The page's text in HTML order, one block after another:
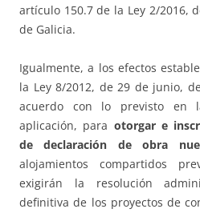
artículo 150.7 de la Ley 2/2016,
de Galicia.
Igualmente, a los efectos
la Ley 8/2012, de 29 de junio,
acuerdo con lo previsto en
aplicación, para otorgar e
de declaración de obra
alojamientos compartidos
exigirán la resolución
definitiva de los proyectos de